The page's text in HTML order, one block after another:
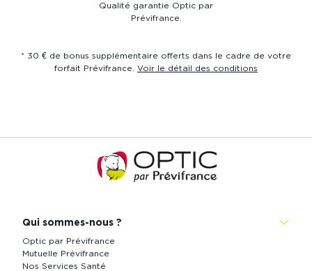
Qualité garantie Optic par
Prévifrance.
* 30 € de bonus supplémentaire offerts dans le cadre de votre
forfait Prévifrance. Voir le détail des conditions
Accueil
de
Qui sommes-nous ?
Optic par Prévifrance
Mutuelle Prévifrance
Nos Services Santé